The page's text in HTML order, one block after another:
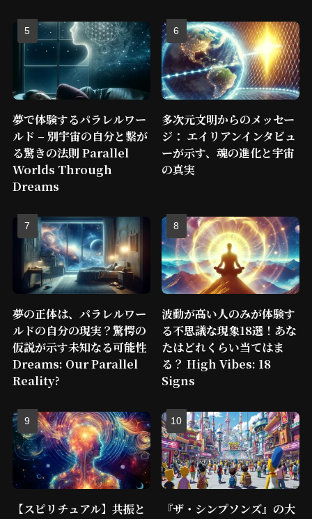
夢で体験するパラレルワー
ルド – 別宇宙の自分と繋が
る驚きの法則 Parallel
Worlds Through
Dreams
多次元文明からのメッセー
ジ： エイリアンインタビュ
ーが示す、魂の進化と宇宙
の真実
夢の正体は、パラレルワー
ルドの自分の現実？驚愕の
仮説が示す未知なる可能性
Dreams: Our Parallel
Reality?
波動が高い人のみが体験す
る不思議な現象18選！あな
たはどれくらい当てはま
る？ High Vibes: 18
Signs
【スピリチュアル】共振と
『ザ・シンプソンズ』の大